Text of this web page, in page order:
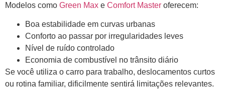
Modelos como Green Max e Comfort Master oferecem:
Boa estabilidade em curvas urbanas
Conforto ao passar por irregularidades leves
Nível de ruído controlado
Economia de combustível no trânsito diário
Se você utiliza o carro para trabalho, deslocamentos curtos
ou rotina familiar, dificilmente sentirá limitações relevantes.